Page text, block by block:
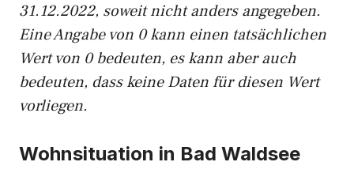
31.12.2022, soweit nicht anders angegeben.
Eine Angabe von 0 kann einen tatsächlichen
Wert von 0 bedeuten, es kann aber auch
bedeuten, dass keine Daten für diesen Wert
vorliegen.
Wohnsituation in Bad Waldsee